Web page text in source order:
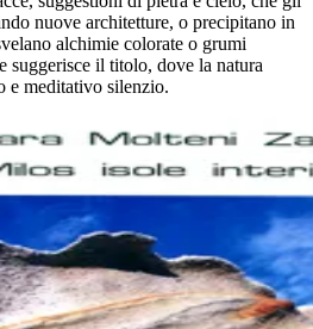
nuove architetture, o precipitano in
alchimie colorate o grumi
suggerisce il titolo, dove la natura
e meditativo silenzio.